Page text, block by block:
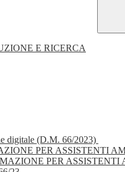
E RICERCA
digitale (D.M. 66/2023)
PER ASSISTENTI
PER ASSISTENTI